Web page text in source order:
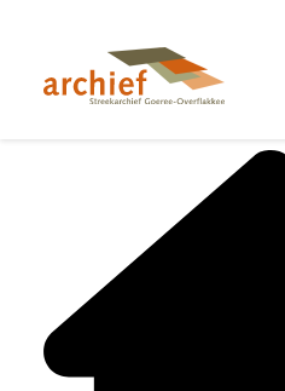
naar